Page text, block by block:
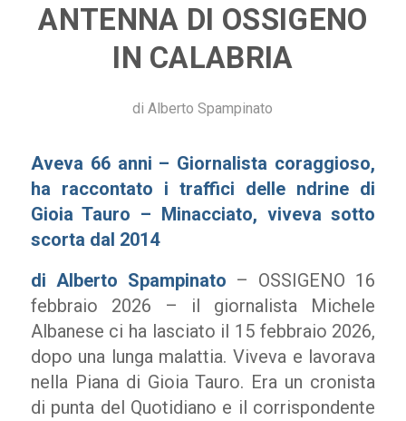
ANTENNA DI OSSIGENO
IN CALABRIA
diAlberto Spampinato
Aveva 66 anni – Giornalista coraggioso,
ha raccontato i traffici delle ndrine di
Gioia Tauro – Minacciato, viveva sotto
scorta dal 2014
di Alberto Spampinato – OSSIGENO 16
febbraio 2026 – il giornalista Michele
Albanese ci ha lasciato il 15 febbraio 2026,
dopo una lunga malattia. Viveva e lavorava
nella Piana di Gioia Tauro. Era un cronista
di punta del Quotidiano e il corrispondente